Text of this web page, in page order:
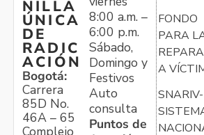
NILLA
ÚNICA
DE
RADIC
ACIÓN
Bogotá:
Carrera
85D No.
46A – 65
Complejo
8:00 a.m. –
6:00 p.m.
Sábado,
Domingo y
Festivos
Auto
consulta
Puntos de
FONDO
PARA
A
SNARIV-